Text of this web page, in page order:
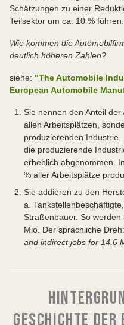
Schätzungen zu einer
Teilsektor um ca. 10 % führen.
Wie kommen die
deutlich höheren Zahlen?
siehe: "The Automobile
European Automobile
Sie nennen den Anteil
allen Arbeitsplätzen,
produzierenden
die produzierende
erheblich abgenommen.
% aller Arbeitsplätze
Sie addieren zu den
a.
Straßenbauer. So
Mio. Der sprachliche Dreh:
and indirect jobs for 14.6
GESCHICHTE